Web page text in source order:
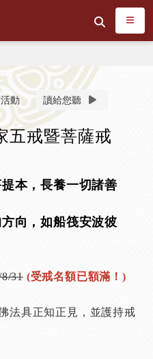
搜尋
活動 讀給您聽
五戒暨菩薩戒
本，長養一切諸善
向，如船筏安波彼
31 (受戒名額已額滿！)
法具正知正見，並護持戒